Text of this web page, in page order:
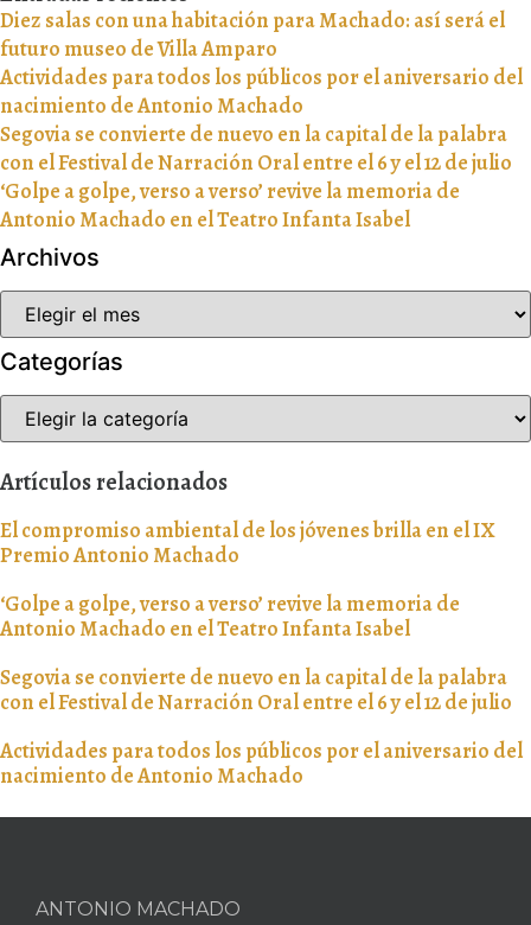
Diez salas con una habitación para Machado: así será el
futuro museo de Villa Amparo
Actividades para todos los públicos por el aniversario del
nacimiento de Antonio Machado
Segovia se convierte de nuevo en la capital de la palabra
con el Festival de Narración Oral entre el 6 y el 12 de julio
‘Golpe a golpe, verso a verso’ revive la memoria de
Antonio Machado en el Teatro Infanta Isabel
Archivos
Categorías
Artículos relacionados
El compromiso ambiental de los jóvenes brilla en el IX
Premio Antonio Machado
‘Golpe a golpe, verso a verso’ revive la memoria de
Antonio Machado en el Teatro Infanta Isabel
Segovia se convierte de nuevo en la capital de la palabra
con el Festival de Narración Oral entre el 6 y el 12 de julio
Actividades para todos los públicos por el aniversario del
nacimiento de Antonio Machado
ANTONIO MACHADO